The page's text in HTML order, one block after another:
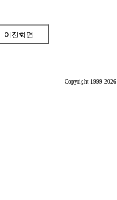
Copyright 1999-2026